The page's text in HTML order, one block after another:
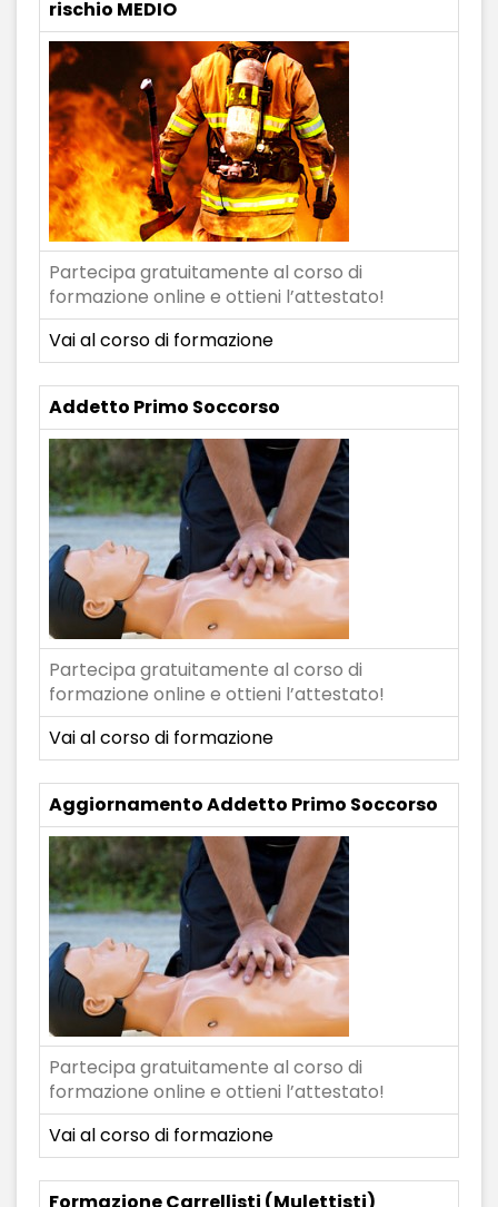
rischio MEDIO
Partecipa gratuitamente al corso di
formazione online e ottieni l’attestato!
Vai al corso di formazione
Addetto Primo Soccorso
Partecipa gratuitamente al corso di
formazione online e ottieni l’attestato!
Vai al corso di formazione
Aggiornamento Addetto Primo Soccorso
Partecipa gratuitamente al corso di
formazione online e ottieni l’attestato!
Vai al corso di formazione